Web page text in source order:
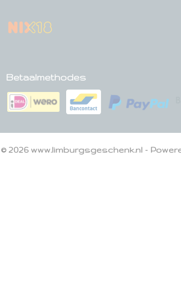
Betaalmethodes
© 2026 www.limburgsgeschenk.nl -